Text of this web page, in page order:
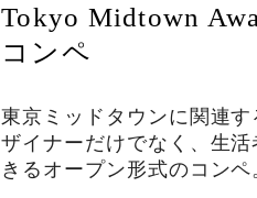
Tokyo Midtown
コンペ
東京ミッドタウンに関連
ザイナーだけでなく、生
きるオープン形式のコンペ